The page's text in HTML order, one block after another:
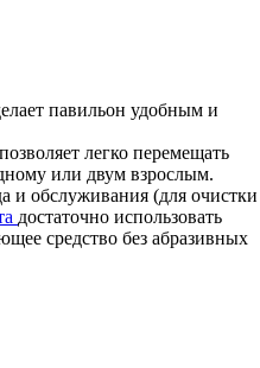
павильон удобным и
легко перемещать
или двум взрослым.
и обслуживания (для очистки
достаточно использовать
средство без абразивных